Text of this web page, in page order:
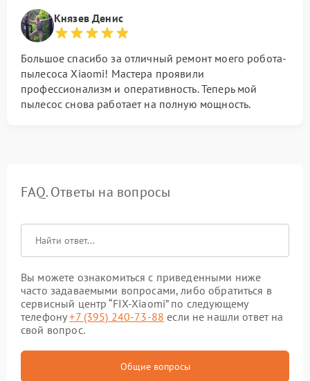
Князев Денис
Большое спасибо за отличный ремонт моего робота-
пылесоса Xiaomi! Мастера проявили
профессионализм и оперативность. Теперь мой
пылесос снова работает на полную мощность.
FAQ. Ответы на вопросы
Вы можете ознакомиться с приведенными ниже
часто задаваемыми вопросами, либо обратиться в
сервисный центр “FIX-Xiaomi” по следующему
телефону+7 (395) 240-73-88 если не нашли ответ на
свой вопрос.
Общие вопросы